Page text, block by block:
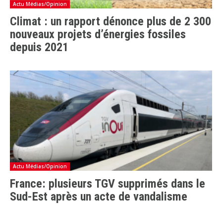
Actu Médias/Opinion
Climat : un rapport dénonce plus de 2 300
nouveaux projets d’énergies fossiles
depuis 2021
Actu Médias/Opinion
France: plusieurs TGV supprimés dans le
Sud-Est après un acte de vandalisme